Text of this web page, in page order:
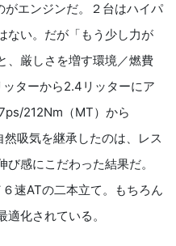
エンジンだ。２台はハイパ
ない。だが「もう少し力が
、厳しさを増す環境／燃費
ターから2.4リッターにア
212Nm（MT）から
吸気を継承したのは、レス
感にこだわった結果だ。
速ATの二本立て。もちろん
化されている。